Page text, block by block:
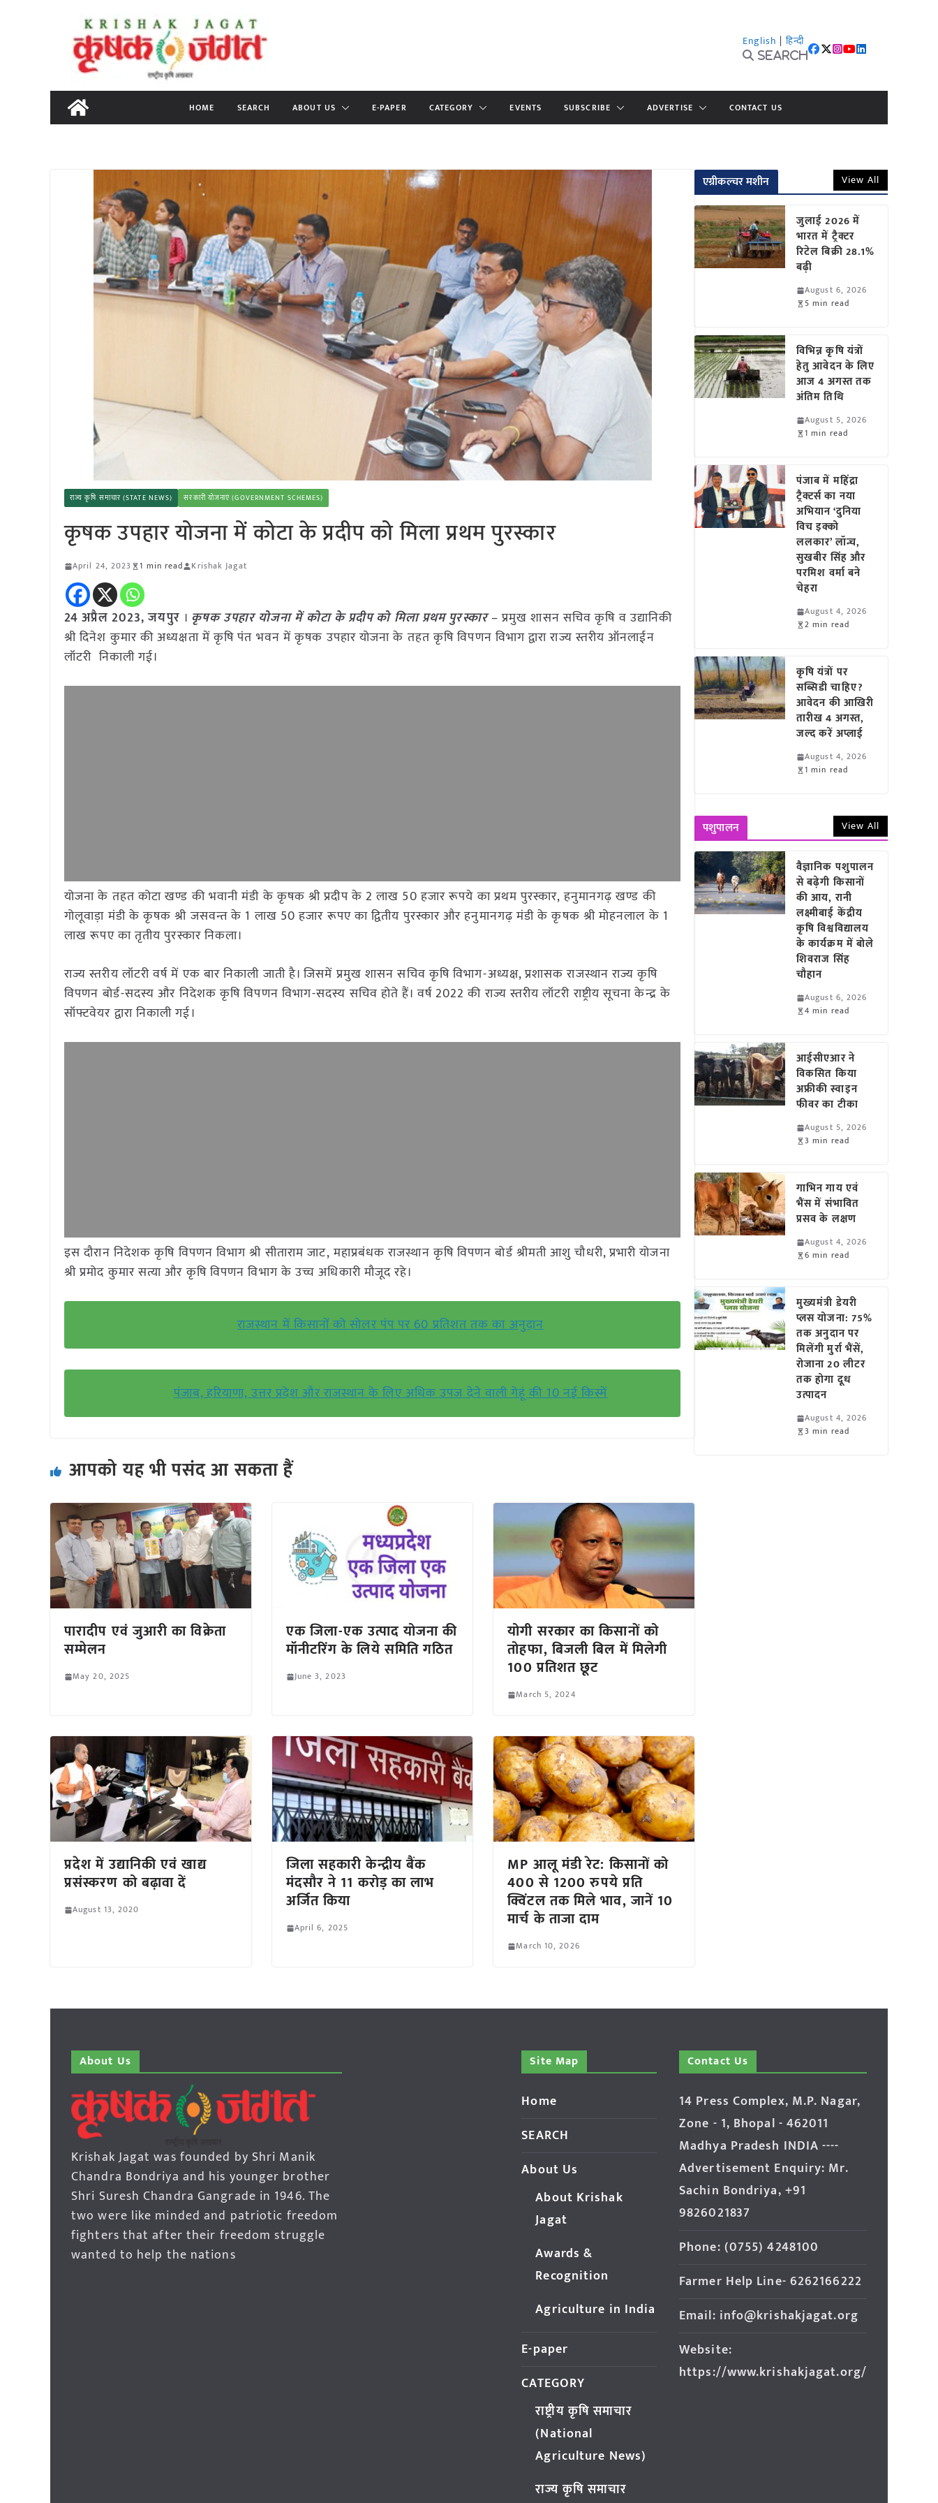
content
English | हिन्दी
Search
HOME SEARCH ABOUT US E-PAPER CATEGORY EVENTS SUBSCRIBE ADVERTISE CONTACT US
राज्य कृषि समाचार (STATE NEWS) सरकारी योजनाएं (GOVERNMENT SCHEMES)
कृषक उपहार योजना में कोटा के प्रदीप को मिला प्रथम पुरस्कार
April 24, 2023 1 min read Krishak Jagat
24 अप्रैल 2023, जयपुर । कृषक उपहार योजना में कोटा के प्रदीप को मिला प्रथम पुरस्कार – प्रमुख शासन सचिव कृषि व उद्यानिकी
श्री दिनेश कुमार की अध्यक्षता में कृषि पंत भवन में कृषक उपहार योजना के तहत कृषि विपणन विभाग द्वारा राज्य स्तरीय ऑनलाईन
लॉटरी निकाली गई।
योजना के तहत कोटा खण्ड की भवानी मंडी के कृषक श्री प्रदीप के 2 लाख 50 हजार रूपये का प्रथम पुरस्कार, हनुमानगढ़ खण्ड की
गोलूवाड़ा मंडी के कृषक श्री जसवन्त के 1 लाख 50 हजार रूपए का द्वितीय पुरस्कार और हनुमानगढ़ मंडी के कृषक श्री मोहनलाल के 1
लाख रूपए का तृतीय पुरस्कार निकला।
राज्य स्तरीय लॉटरी वर्ष में एक बार निकाली जाती है। जिसमें प्रमुख शासन सचिव कृषि विभाग-अध्यक्ष, प्रशासक राजस्थान राज्य कृषि
विपणन बोर्ड-सदस्य और निदेशक कृषि विपणन विभाग-सदस्य सचिव होते हैं। वर्ष 2022 की राज्य स्तरीय लॉटरी राष्ट्रीय सूचना केन्द्र के
सॉफ्टवेयर द्वारा निकाली गई।
इस दौरान निदेशक कृषि विपणन विभाग श्री सीताराम जाट, महाप्रबंधक राजस्थान कृषि विपणन बोर्ड श्रीमती आशु चौधरी, प्रभारी योजना
श्री प्रमोद कुमार सत्या और कृषि विपणन विभाग के उच्च अधिकारी मौजूद रहे।
राजस्थान में किसानों को सोलर पंप पर 60 प्रतिशत तक का अनुदान
पंजाब, हरियाणा, उत्तर प्रदेश और राजस्थान के लिए अधिक उपज देने वाली गेहूं की 10 नई किस्में
आपको यह भी पसंद आ सकता हैं
पारादीप एवं जुआरी का विक्रेता
सम्मेलन
May 20, 2025
एक जिला-एक उत्पाद योजना की
मॉनीटरिंग के लिये समिति गठित
June 3, 2023
योगी सरकार का किसानों को
तोहफा, बिजली बिल में मिलेगी
100 प्रतिशत छूट
March 5, 2024
प्रदेश में उद्यानिकी एवं खाद्य
प्रसंस्करण को बढ़ावा दें
August 13, 2020
जिला सहकारी केन्द्रीय बैंक
मंदसौर ने 11 करोड़ का लाभ
अर्जित किया
April 6, 2025
MP आलू मंडी रेट: किसानों को
400 से 1200 रुपये प्रति
क्विंटल तक मिले भाव, जानें 10
मार्च के ताजा दाम
March 10, 2026
एग्रीकल्चर मशीन View All
जुलाई 2026 में
भारत में ट्रैक्टर
रिटेल बिक्री 28.1%
बढ़ी
August 6, 2026
5 min read
विभिन्न कृषि यंत्रों
हेतु आवेदन के लिए
आज 4 अगस्त तक
अंतिम तिथि
August 5, 2026
1 min read
पंजाब में महिंद्रा
ट्रैक्टर्स का नया
अभियान ‘दुनिया
विच इक्को
ललकार’ लॉन्च,
सुखबीर सिंह और
परमिश वर्मा बने
चेहरा
August 4, 2026
2 min read
कृषि यंत्रों पर
सब्सिडी चाहिए?
आवेदन की आखिरी
तारीख 4 अगस्त,
जल्द करें अप्लाई
August 4, 2026
1 min read
पशुपालन View All
वैज्ञानिक पशुपालन
से बढ़ेगी किसानों
की आय, रानी
लक्ष्मीबाई केंद्रीय
कृषि विश्वविद्यालय
के कार्यक्रम में बोले
शिवराज सिंह
चौहान
August 6, 2026
4 min read
आईसीएआर ने
विकसित किया
अफ्रीकी स्वाइन
फीवर का टीका
August 5, 2026
3 min read
गाभिन गाय एवं
भैंस में संभावित
प्रसव के लक्षण
August 4, 2026
6 min read
मुख्यमंत्री डेयरी
प्लस योजना: 75%
तक अनुदान पर
मिलेंगी मुर्रा भैंसें,
रोजाना 20 लीटर
तक होगा दूध
उत्पादन
August 4, 2026
3 min read
About Us
Krishak Jagat was founded by Shri Manik
Chandra Bondriya and his younger brother
Shri Suresh Chandra Gangrade in 1946. The
two were like minded and patriotic freedom
fighters that after their freedom struggle
wanted to help the nations
Site Map
Home
SEARCH
About Us
About Krishak
Jagat
Awards &
Recognition
Agriculture in India
E-paper
CATEGORY
राष्ट्रीय कृषि समाचार
(National
Agriculture News)
राज्य कृषि समाचार
Contact Us
14 Press Complex, M.P. Nagar,
Zone - 1, Bhopal - 462011
Madhya Pradesh INDIA ----
Advertisement Enquiry: Mr.
Sachin Bondriya, +91
9826021837
Phone: (0755) 4248100
Farmer Help Line- 6262166222
Email: info@krishakjagat.org
Website:
https://www.krishakjagat.org/